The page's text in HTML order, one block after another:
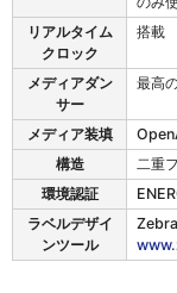
リアルタイム
クロック
搭載
メディアダン
サー
最高
メディア装填
構造
二重
環境認証
ラベルデザイ
ンツール